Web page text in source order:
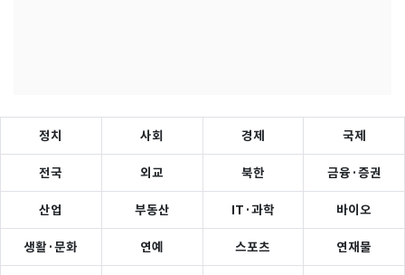
정치 사회 경제 국제
전국 외교 북한 금융·증권
산업 부동산 IT·과학 바이오
생활·문화 연예 스포츠 연재물